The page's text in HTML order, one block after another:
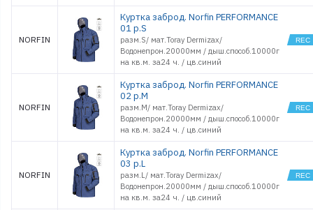
NORFIN
Куртка заброд. Norfin PERFORMANCE
01 р.S
разм.S/ мат.Toray Dermizax/
Водонепрон.20000мм / дыш.способ.10000г
на кв.м. за24 ч. / цв.синий
NORFIN
Куртка заброд. Norfin PERFORMANCE
02 р.M
разм.M/ мат.Toray Dermizax/
Водонепрон.20000мм / дыш.способ.10000г
на кв.м. за24 ч. / цв.синий
NORFIN
Куртка заброд. Norfin PERFORMANCE
03 р.L
разм.L/ мат.Toray Dermizax/
Водонепрон.20000мм / дыш.способ.10000г
на кв.м. за24 ч. / цв.синий